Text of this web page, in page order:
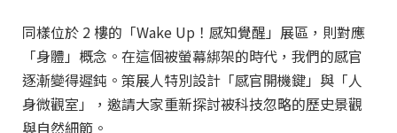
同樣位於 2 樓的「Wake Up！感知覺醒」展區，則對應
「身體」概念。在這個被螢幕綁架的時代，我們的感官
逐漸變得遲鈍。策展人特別設計「感官開機鍵」與「人
身微觀室」，邀請大家重新探討被科技忽略的歷史景觀
與自然細節。